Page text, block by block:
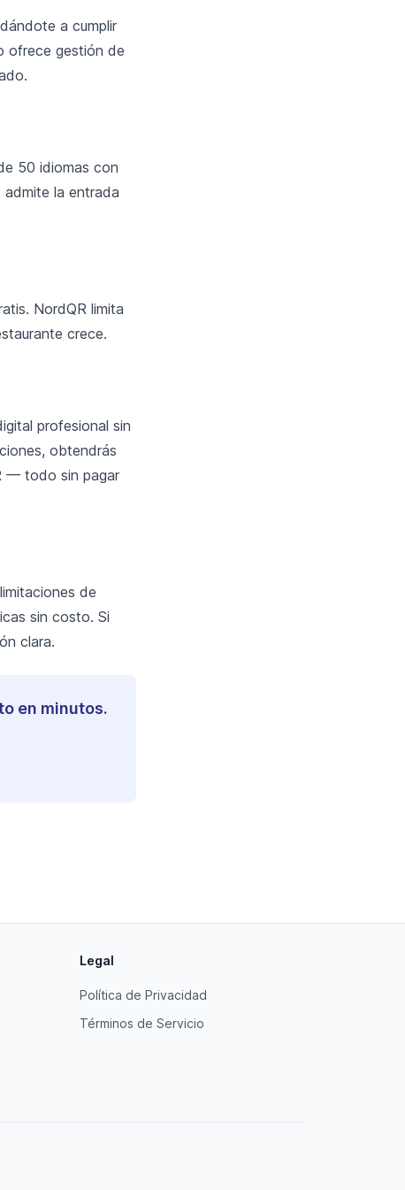
a cumplir
ofrece gestión de
50 idiomas con
admite la entrada
NordQR limita
crece.
profesional sin
obtendrás
— todo sin pagar
de
sin costo. Si
clara.
en minutos.
Legal
Política de Privacidad
Términos de Servicio